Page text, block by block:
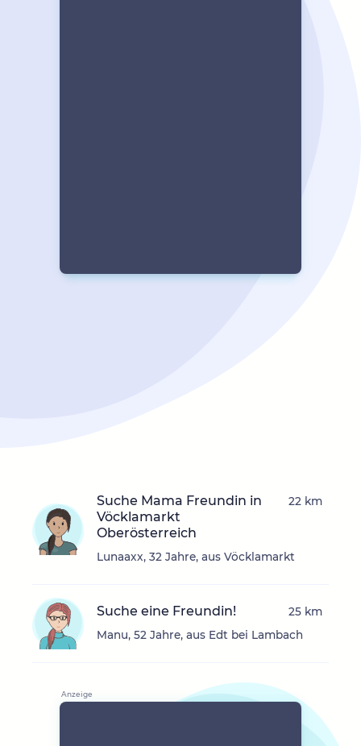
Suche Mama Freundin in
Vöcklamarkt
Oberösterreich
Lunaaxx, 32 Jahre, aus Vöcklamarkt
22 km
Suche eine Freundin!
Manu, 52 Jahre, aus Edt bei Lambach
25 km